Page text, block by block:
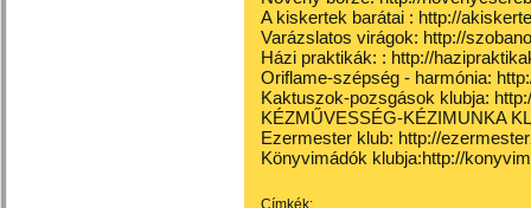
A kiskertek barátai : http://
Varázslatos virágok: http://
Házi praktikák: : http://
Oriflame-szépség - harmónia:
Kaktuszok-pozsgások klubja:
KÉZMŰVESSÉG-KÉZIMUNKA
Ezermester klub: http://
Könyvimádók klubja:http://
Címkék: